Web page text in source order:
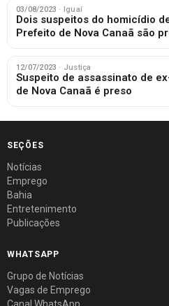
03/08/2023 · Iguaí
Dois suspeitos do homicídio
Prefeito de Nova Canaã são
12/07/2023 · Justiça
Suspeito de assassinato de
de Nova Canaã é preso
SEÇÕES
Notícias
Emprego
Bahia
Entretenimento
Publicações
WHATSAPP
Grupo de Notícias
Vagas de Emprego